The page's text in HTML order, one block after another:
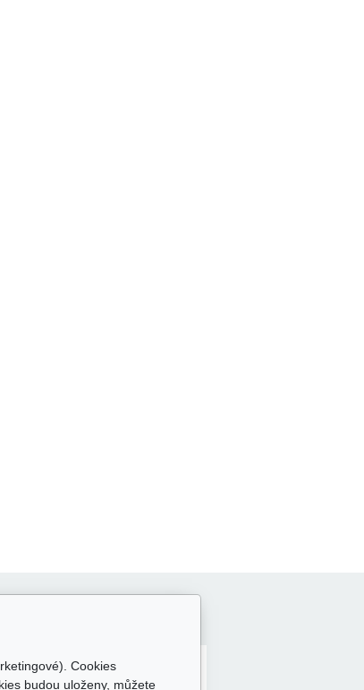
Cookies
budou uloženy, můžete